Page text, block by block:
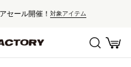
セール開催！ 対象アイテム